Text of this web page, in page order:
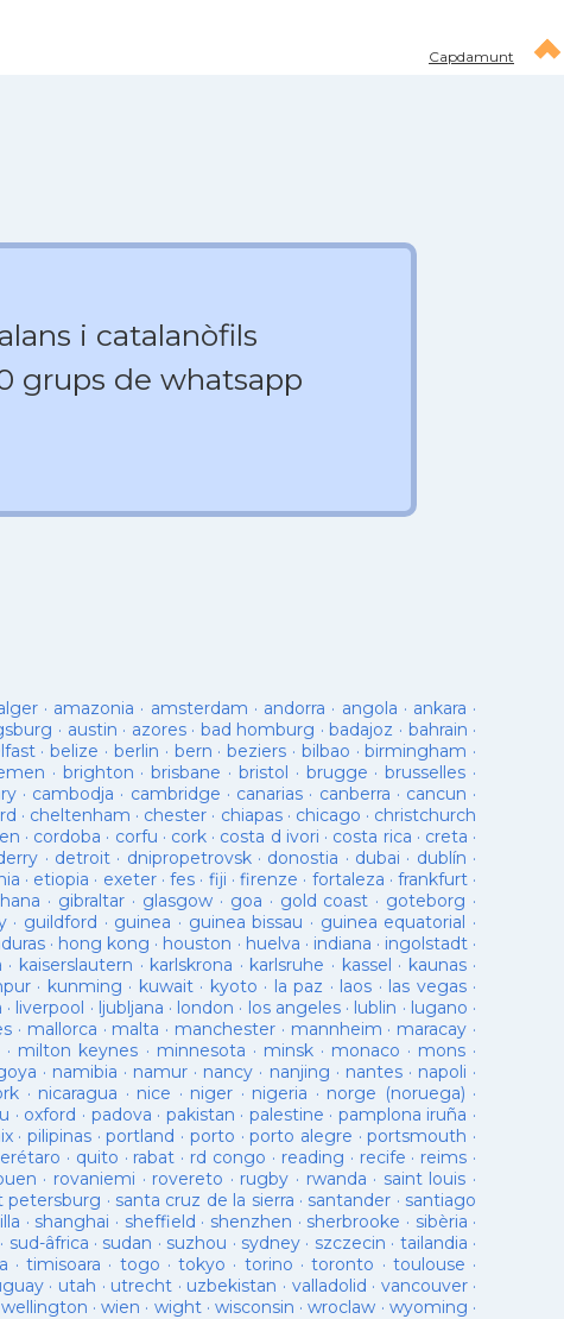
Capdamunt
i catalanòfils
grups de whatsapp
· amazonia · amsterdam · andorra · angola · ankara ·
· austin · azores· bad homburg ·badajoz · bahrain ·
·belize · berlin · bern ·beziers · bilbao ·birmingham ·
· brighton ·brisbane · bristol · brugge ·brusselles ·
· cambodja · cambridge · canarias · canberra · cancun ·
· cheltenham · chester · chiapas· chicago · christchurch
· cordoba · corfu · cork · costa d ivori · costa rica · creta ·
· detroit· dnipropetrovsk· donostia · dubai · dublín ·
· etiopia · exeter· fes · fiji · firenze · fortaleza · frankfurt ·
· gibraltar · glasgow· goa · gold coast · goteborg ·
· guildford · guinea · guinea bissau · guinea equatorial ·
· hong kong · houston · huelva · indiana · ingolstadt·
· kaiserslautern · karlskrona · karlsruhe · kassel · kaunas·
· kunming · kuwait· kyoto · la paz · laos · las vegas·
· liverpool · ljubljana · london · los angeles· lublin · lugano ·
· mallorca · malta · manchester · mannheim · maracay ·
· milton keynes · minnesota · minsk· monaco · mons ·
· namibia · namur · nancy · nanjing · nantes· napoli ·
· nicaragua · nice · niger · nigeria · norge (noruega) ·
· oxford · padova · pakistan · palestine · pamplona iruña ·
·pilipinas ·portland · porto ·porto alegre ·portsmouth ·
· quito · rabat · rd congo · reading · recife · reims ·
· rovaniemi · rovereto · rugby · rwanda · saint louis ·
petersburg · santa cruz de la sierra · santander · santiago
· shanghai · sheffield · shenzhen · sherbrooke · sibèria ·
sud-âfrica · sudan · suzhou · sydney · szczecin · tailandia ·
·timisoara · togo ·tokyo · torino ·toronto · toulouse ·
· utah · utrecht · uzbekistan · valladolid · vancouver·
wellington ·wien · wight·wisconsin ·wroclaw · wyoming ·